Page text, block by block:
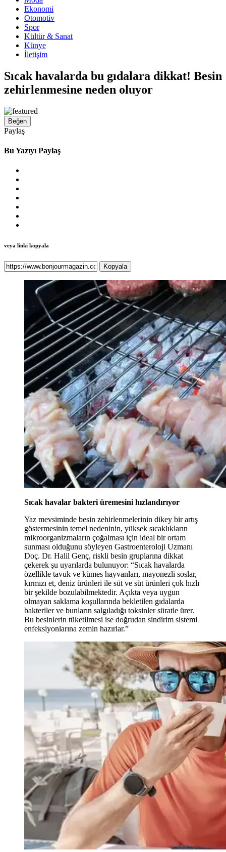
Ekonomi
Otomotiv
Spor
Kültür & Sanat
Künye
İletişim
Sıcak havalarda bu gıdalara dikkat! Besin
zehirlenmesine neden oluyor
Beğen
Paylaş
Bu Yazıyı Paylaş
veya linki kopyala
Kopyala
Sıcak havalar bakteri üremesini hızlandırıyor
Yaz mevsiminde besin zehirlenmelerinin dikey bir artış
göstermesinin temel nedeninin, yüksek sıcaklıkların
mikroorganizmaların çoğalması için ideal bir ortam
sunması olduğunu söyleyen Gastroenteroloji Uzmanı
Doç. Dr. Halil Genç, riskli besin gruplarına dikkat
çekerek şu uyarılarda bulunuyor: “Sıcak havalarda
özellikle tavuk ve kümes hayvanları, mayonezli soslar,
kırmızı et, deniz ürünleri ile süt ve süt ürünleri çok hızlı
bir şekilde bozulabilmektedir. Açıkta veya uygun
olmayan saklama koşullarında bekletilen gıdalarda
bakteriler ve bunların salgıladığı toksinler süratle ürer.
Bu besinlerin tüketilmesi ise doğrudan sindirim sistemi
enfeksiyonlarına zemin hazırlar.”